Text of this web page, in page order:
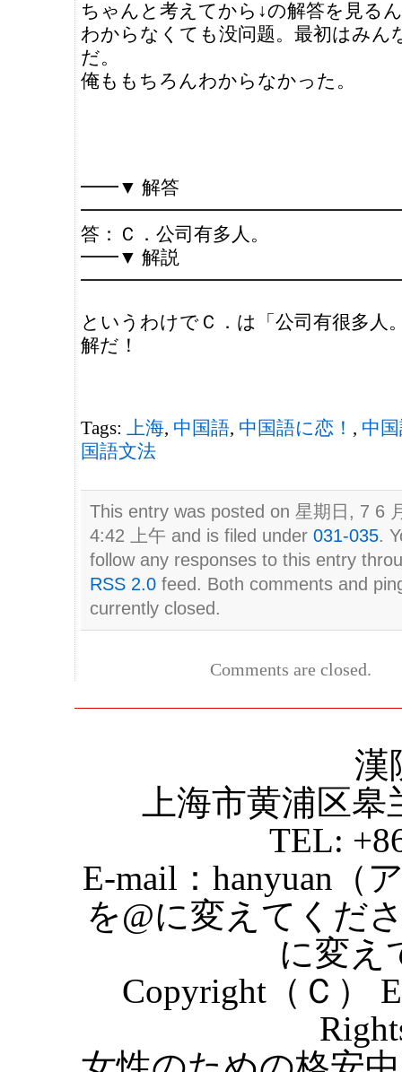
ちゃんと考えてから↓の解答を見る
わからなくても没问题。最初はみん
だ。
俺ももちろんわからなかった。
━━▼ 解答
答：Ｃ．公司有多人。
━━▼ 解説
というわけでＣ．は「公司有很多人
解だ！
Tags: 上海, 中国語, 中国語に恋！ , 中
国語文法
This entry was posted on 星期日, 7 6
4:42 上午 and is filed under 031-035.
follow any responses to this entry
RSS 2.0feed. Both comments and
currently closed.
Comments are closed.
漢
上海市黄浦区
TEL:
E-mail：hanyuan（
を@に変えてく
に変え
Copyright（Ｃ）